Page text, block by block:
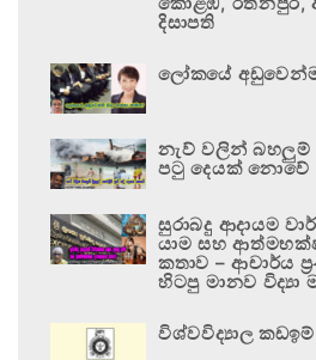
දිසාපති
ලෝකයේ අඩුවෙන්ම
නැව් වලින් බහලුම්
පටු දෙයක් නොවේ
සුරාබදු ආදායම
යාම සහ
කතාව – ආචාර්ය
හිටපු මානව විද්‍යා
විශ්වවිද්‍යාල